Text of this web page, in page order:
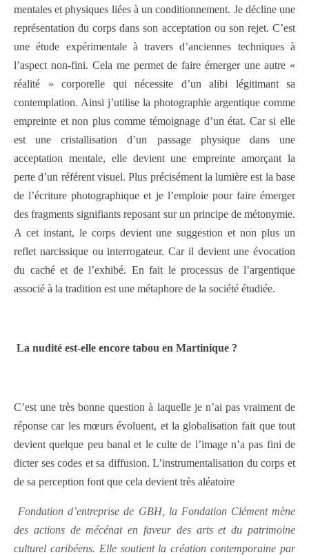
mentales et physiques liées à un conditionnement. Je décline une
représentation du corps dans son acceptation ou son rejet. C’est
une étude expérimentale à travers d’anciennes techniques à
l’aspect non-fini. Cela me permet de faire émerger une autre «
réalité » corporelle qui nécessite d’un alibi légitimant sa
contemplation. Ainsi j’utilise la photographie argentique comme
empreinte et non plus comme témoignage d’un état. Car si elle
est une cristallisation d’un passage physique dans une
acceptation mentale, elle devient une empreinte amorçant la
perte d’un référent visuel. Plus précisément la lumière est la base
de l’écriture photographique et je l’emploie pour faire émerger
des fragments signifiants reposant sur un principe de métonymie.
A cet instant, le corps devient une suggestion et non plus un
reflet narcissique ou interrogateur. Car il devient une évocation
du caché et de l’exhibé. En fait le processus de l’argentique
associé à la tradition est une métaphore de la société étudiée.
La nudité est-elle encore tabou en Martinique ?
C’est une très bonne question à laquelle je n’ai pas vraiment de
réponse car les mœurs évoluent, et la globalisation fait que tout
devient quelque peu banal et le culte de l’image n’a pas fini de
dicter ses codes et sa diffusion. L’instrumentalisation du corps et
de sa perception font que cela devient très aléatoire
Fondation d’entreprise de GBH, la Fondation Clément mène
des actions de mécénat en faveur des arts et du patrimoine
culturel caribéens. Elle soutient la création contemporaine par